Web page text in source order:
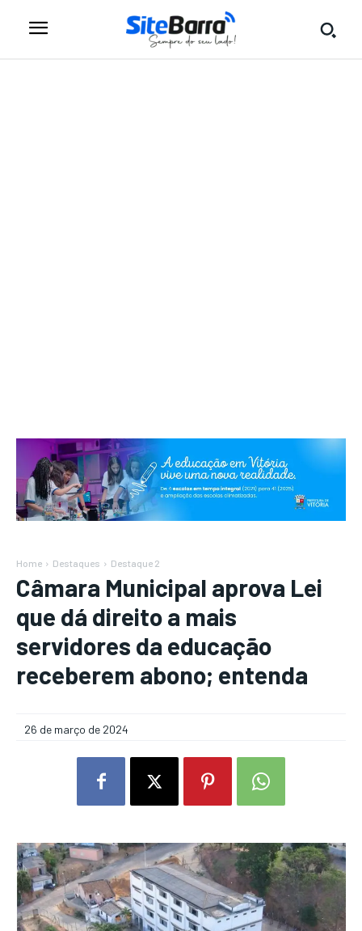
Home Destaques Destaque 2
Câmara Municipal aprova Lei
que dá direito a mais
servidores da educação
receberem abono; entenda
26 de março de 2024